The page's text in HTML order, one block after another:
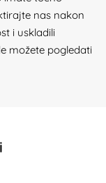
nas nakon
i uskladili
možete pogledati